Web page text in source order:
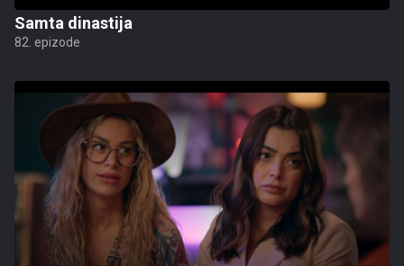
Samta dinastija
82. epizode